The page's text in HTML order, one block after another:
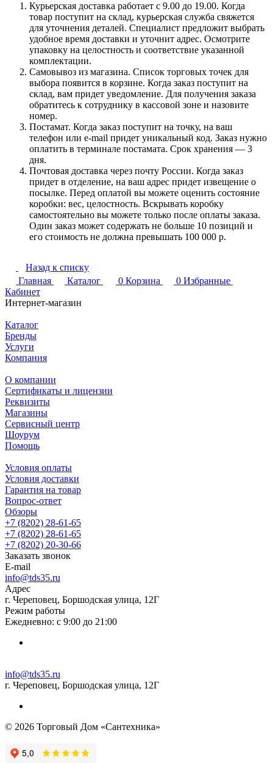
Курьерская доставка работает с 9.00 до 19.00. Когда
товар поступит на склад, курьерская служба свяжется
для уточнения деталей. Специалист предложит выбрать
удобное время доставки и уточнит адрес. Осмотрите
упаковку на целостность и соответствие указанной
комплектации.
Самовывоз из магазина. Список торговых точек для
выбора появится в корзине. Когда заказ поступит на
склад, вам придет уведомление. Для получения заказа
обратитесь к сотруднику в кассовой зоне и назовите
номер.
Постамат. Когда заказ поступит на точку, на ваш
телефон или e-mail придет уникальный код. Заказ нужно
оплатить в терминале постамата. Срок хранения — 3
дня.
Почтовая доставка через почту России. Когда заказ
придет в отделение, на ваш адрес придет извещение о
посылке. Перед оплатой вы можете оценить состояние
коробки: вес, целостность. Вскрывать коробку
самостоятельно вы можете только после оплаты заказа.
Один заказ может содержать не больше 10 позиций и
его стоимость не должна превышать 100 000 р.
Назад к списку
Главная
Каталог 0 Корзина 0 Избранные
Кабинет
Интернет-магазин
Каталог
Бренды
Услуги
Компания
О компании
Сертификаты и лицензии
Реквизиты
Магазины
Сервисный центр
Шоурум
Помощь
Условия оплаты
Условия доставки
Гарантия на товар
Вопрос-ответ
Обзоры
+7 (8202) 28‑61-65
+7 (8202) 28‑61-65
+7 (8202) 20‑30-66
Заказать звонок
E-mail
info@tds35.ru
Адрес
г. Череповец, Боршодская улица, 12Г
Режим работы
Ежедневно: с 9:00 до 21:00
info@tds35.ru
г. Череповец, Боршодская улица, 12Г
© 2026 Торговый Дом «Сантехника»